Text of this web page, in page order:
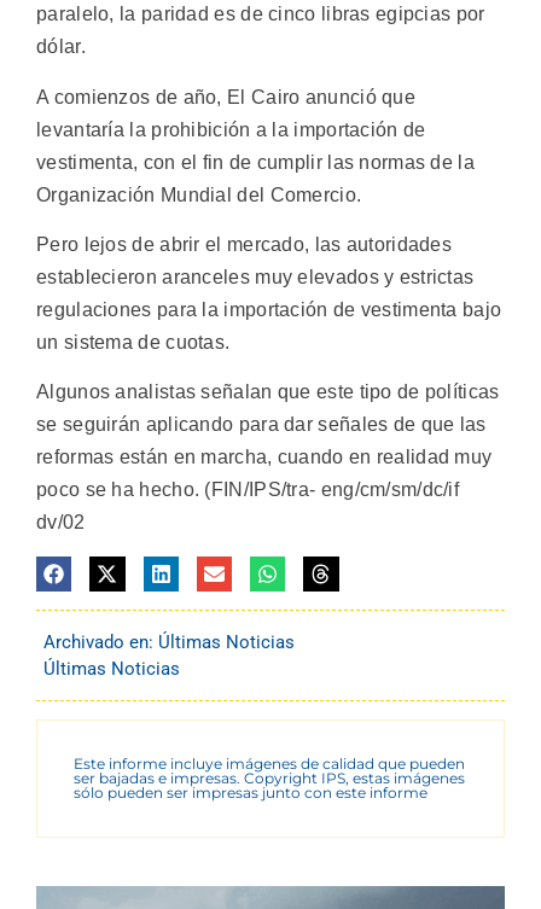
paralelo, la paridad es de cinco libras egipcias por
dólar.
A comienzos de año, El Cairo anunció que
levantaría la prohibición a la importación de
vestimenta, con el fin de cumplir las normas de la
Organización Mundial del Comercio.
Pero lejos de abrir el mercado, las autoridades
establecieron aranceles muy elevados y estrictas
regulaciones para la importación de vestimenta bajo
un sistema de cuotas.
Algunos analistas señalan que este tipo de políticas
se seguirán aplicando para dar señales de que las
reformas están en marcha, cuando en realidad muy
poco se ha hecho. (FIN/IPS/tra- eng/cm/sm/dc/if
dv/02
Archivado en: Últimas Noticias
Últimas Noticias
Este informe incluye imágenes de calidad que pueden
ser bajadas e impresas. Copyright IPS, estas imágenes
sólo pueden ser impresas junto con este informe